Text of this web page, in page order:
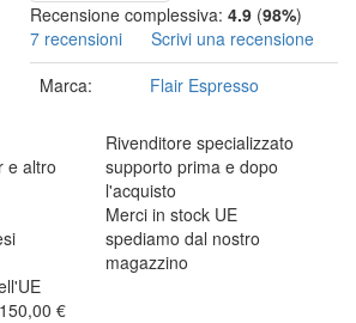
Recensione complessiva: 4.9 (98%)
7 recensioni
Scrivi una recensione
Marca:
Flair Espresso
e altro
Rivenditore specializzato
supporto prima e dopo
l'acquisto
Merci in stock UE
spediamo dal nostro
magazzino
€